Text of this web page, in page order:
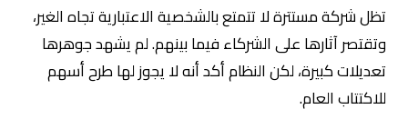
تظل شركة مستترة لا تتمتع بالشخصية الاعتبارية تجاه الغير،
وتقتصر آثارها على الشركاء فيما بينهم. لم يشهد جوهرها
تعديلات كبيرة، لكن النظام أكد أنه لا يجوز لها طرح أسهم
للاكتتاب العام.